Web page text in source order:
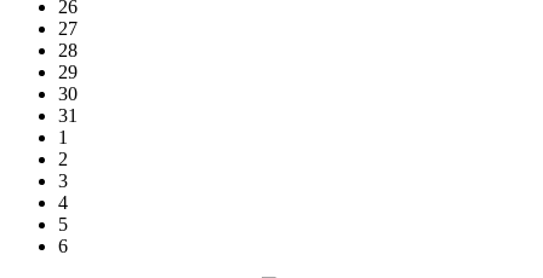
26
27
28
29
30
31
1
2
3
4
5
6